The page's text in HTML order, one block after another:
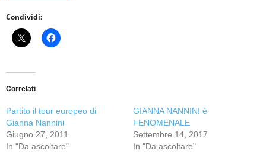
Condividi:
Correlati
Partito il tour europeo di
Gianna Nannini
Giugno 27, 2011
In "Da ascoltare"
GIANNA NANNINI è
FENOMENALE
Settembre 14, 2017
In "Da ascoltare"